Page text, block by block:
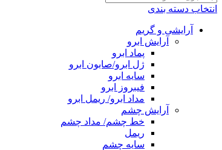
انتخاب دسته بندی
آرایشی و گریم
آرایش ابرو
پماد ابرو
ژل ابرو/صابون ابرو
سایه ابرو
فیبروز ابرو
مداد ابرو/ ریمل ابرو
آرایش چشم
خط چشم/ مداد چشم
ریمل
سایه چشم